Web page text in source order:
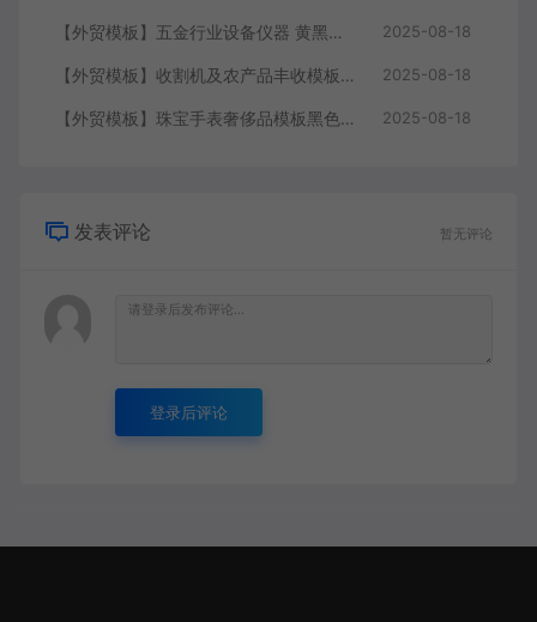
【外贸模板】五金行业设备仪器 黄黑款 响应式模板静态html文件 2025-08-18
【外贸模板】收割机及农产品丰收模板 绿色 响应式模板静态html文件 2025-08-18
【外贸模板】珠宝手表奢侈品模板黑色 响应式模板静态html文件 2025-08-18
发表评论 暂无评论
登录后评论